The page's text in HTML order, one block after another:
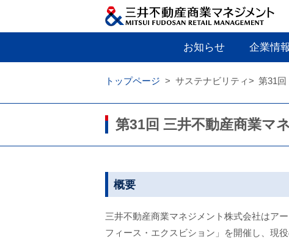
お知らせ 企業情報
トップページ サステナビリティ 第31
第31回 三井不動産商業マ
概要
三井不動産商業マネジメント株式会社はア
フィース・エクスビション」を開催し、現